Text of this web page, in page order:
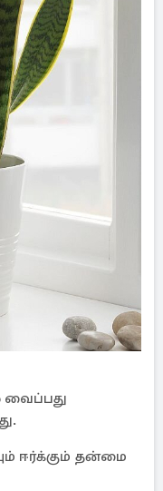
வைப்பது
ஈர்க்கும் தன்மை